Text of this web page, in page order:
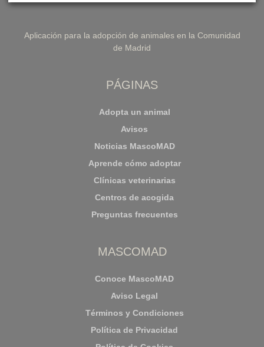
Aplicación para la adopción de animales en la Comunidad
de Madrid
PÁGINAS
Adopta un animal
Avisos
Noticias MascoMAD
Aprende cómo adoptar
Clínicas veterinarias
Centros de acogida
Preguntas frecuentes
MASCOMAD
Conoce MascoMAD
Aviso Legal
Términos y Condiciones
Política de Privacidad